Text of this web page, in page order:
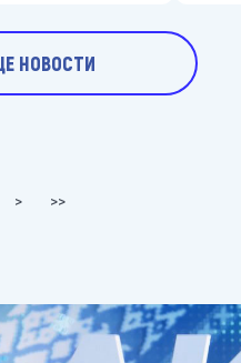
Следующая страница
> Последняя страница
>>
НОВОСТИ
akcenty